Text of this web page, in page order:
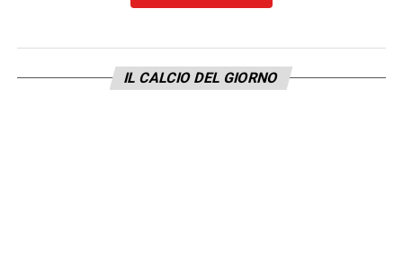
IL CALCIO DEL GIORNO